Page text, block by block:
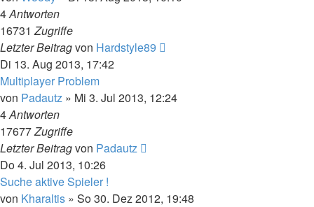
4Antworten
16731Zugriffe
Letzter Beitragvon Hardstyle89
Di 13. Aug 2013, 17:42
Multiplayer Problem
von Padautz » Mi 3. Jul 2013, 12:24
4Antworten
17677Zugriffe
Letzter Beitragvon Padautz
Do 4. Jul 2013, 10:26
Suche aktive Spieler !
von Kharaltis » So 30. Dez 2012, 19:48